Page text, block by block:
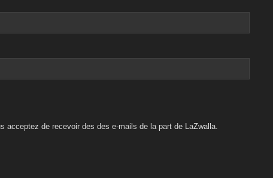
acceptez de recevoir des des e-mails de la part de LaZwalla.